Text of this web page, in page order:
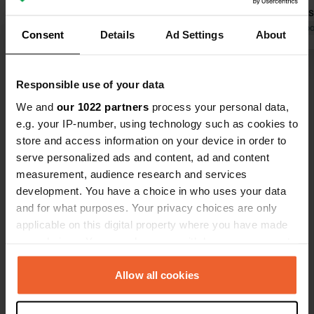
Consent Details Ad Settings About
Responsible use of your data
We and our 1022 partners process your personal data,
e.g. your IP-number, using technology such as cookies to
store and access information on your device in order to
serve personalized ads and content, ad and content
measurement, audience research and services
development. You have a choice in who uses your data
and for what purposes. Your privacy choices are only
applicable on this digital property where you have made
any time from the Cookie Declaration or by clicking on
the Privacy trigger icon.Allow all cookies
personnes vidange d'une toilette
herbe et
Traduit par
Es-tu déjà venu ici ?
Contact
Emplacement
Unnamed Road
01032, Caprarola, Italie